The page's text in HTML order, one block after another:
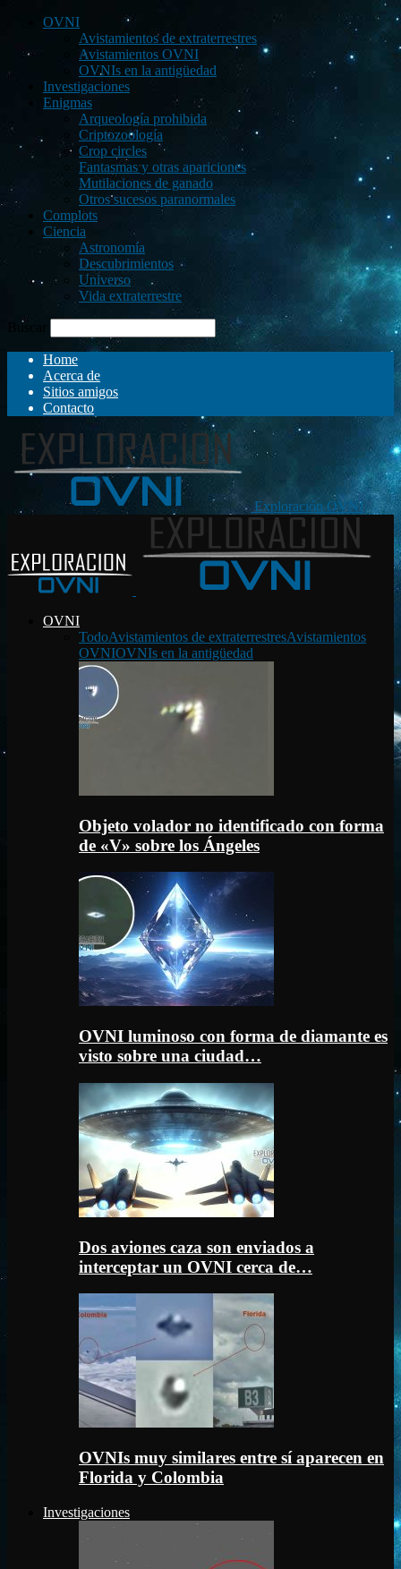
OVNI
Avistamientos de extraterrestres
Avistamientos OVNI
OVNIs en la antigüedad
Investigaciones
Enigmas
Arqueología prohibida
Criptozoología
Crop circles
Fantasmas y otras apariciones
Mutilaciones de ganado
Otros sucesos paranormales
Complots
Ciencia
Astronomía
Descubrimientos
Universo
Vida extraterrestre
Buscar
Home
Acerca de
Sitios amigos
Contacto
Exploración OVNI
OVNI
TodoAvistamientos de extraterrestresAvistamientos
OVNIOVNIs en la antigüedad
Objeto volador no identificado con forma
de «V» sobre los Ángeles
OVNI luminoso con forma de diamante es
visto sobre una ciudad…
Dos aviones caza son enviados a
interceptar un OVNI cerca de…
OVNIs muy similares entre sí aparecen en
Florida y Colombia
Investigaciones